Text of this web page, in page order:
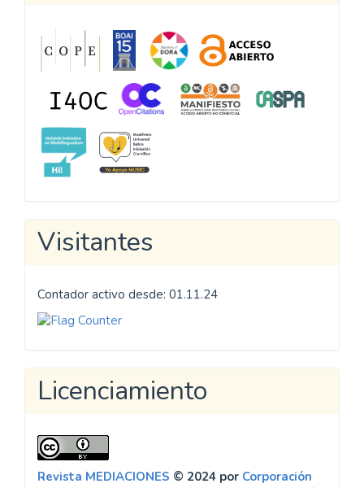
Visitantes
Contador activo desde: 01.11.24
Licenciamiento
Revista MEDIACIONES © 2024 por Corporación